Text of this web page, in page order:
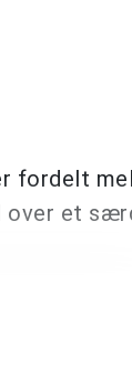
fordelt
over et